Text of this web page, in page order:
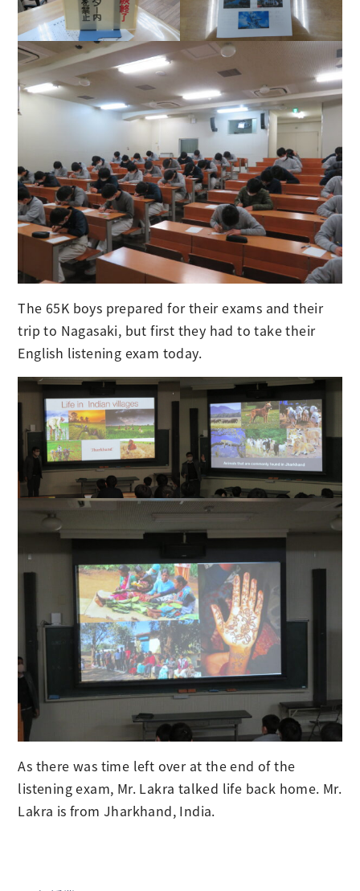
The 65K boys prepared for their exams and their
trip to Nagasaki, but first they had to take their
English listening exam today.
As there was time left over at the end of the
listening exam, Mr. Lakra talked life back home. Mr.
Lakra is from Jharkhand, India.